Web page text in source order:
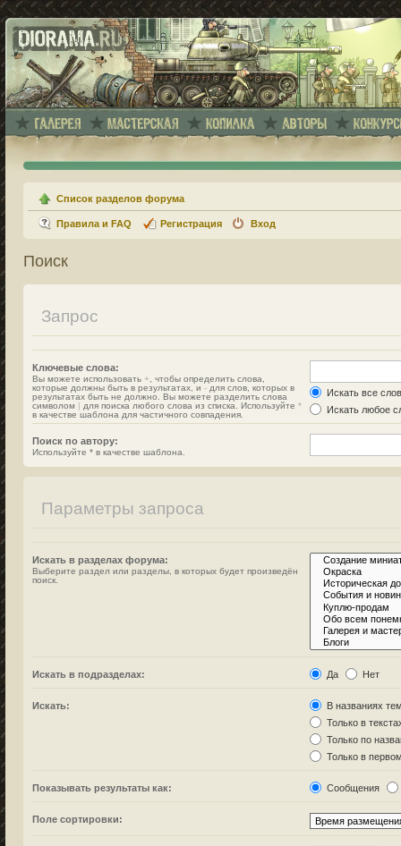
Список разделов форума
Правила и FAQ Регистрация Вход
Поиск
Запрос
Ключевые слова:
Вы можете использовать + , чтобы определить слова,
которые должны быть в результатах, и - для слов, которых в
результатах быть не должно. Вы можете разделить слова
символом | для поиска любого слова из списка. Используйте *
в качестве шаблона для частичного совпадения.
Искать все
Искать любое
Поиск по автору:
Используйте * в качестве шаблона.
Параметры запроса
Искать в разделах форума:
Выберите раздел или разделы, в которых будет произведён
поиск.
Искать в подразделах: Да Нет
Искать:
В названиях
Только в
Только по
Только в
Показывать результаты как: Сообщения
Поле сортировки: